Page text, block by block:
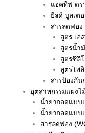
แอคทีฟ ดร
ยีลด์ บูสเตอ
สารลดฟอง
สูตร เอ
สูตรน้ำ
สูตรซิลิ
สูตรโพ
สารป้องกัน
อุตสาหกรรมแผงไม้
น้ำยาถอดแบบ
น้ำยาถอดแบบ
สารลดฟอง